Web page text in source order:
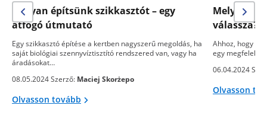
Hogyan építsünk szikkasztót – egy
átfogó útmutató
Egy szikkasztó építése a kertben nagyszerű megoldás, ha
saját biológiai szennyvíztisztító rendszered van, vagy ha
áradásokat…
08.05.2024 Szerző: Maciej Skorżepo
Olvasson tovább
Melyik
válassza?
Ahhoz, hogy
egy megfelelő
06.04.2024
Olvasson